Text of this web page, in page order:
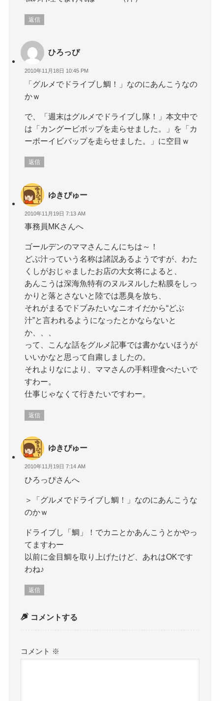
返信
ひろっぴ
2010年11月18日 10:45 PM
「グルメでドライブし鯛！」なのにあんこうなの
かｗ
で、「週末はグルメでドライブし隊！」本文中で
は「カングービボップを走らせました。」を「カ
ーボーイビバップを走らせました。」に空目ｗ
返信
ゆきぴゅー
2010年11月19日 7:13 AM
事務員MKさんへ
ゴールデンのママさんこんにちは～！
どぶ汁っていう名称は諸説あるようですが、わた
くしがおじゃましたお店の大女将によると、
あんこうは深海魚特有のヌルヌルした粘膜をしっ
かりと落とさないと陸では悪臭を放ち、
それがまるでドブみたいなニオイだから“どぶ
汁”と言われるようになったとかならないと
か、、、
って、こんな話をグルメ記事では書かないほうが
いいかなと思って自粛しましたの。
それよりなにより、ママさんの手料理食べたいで
すわー。
仕事じゃなくて行きたいですわー。
返信
ゆきぴゅー
2010年11月19日 7:14 AM
ひろっぴさんへ
＞「グルメでドライブし鯛！」なのにあんこうな
のかｗ
ドライブし「鯛」！でカニとかあんこうとかやっ
てますわー
以前に金目鯛を取り上げたけど、あれはOKです
わね♪
返信
コメントする
コメント ※